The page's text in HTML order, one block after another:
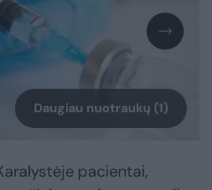
Daugiau nuotraukų (1)
pacientai,